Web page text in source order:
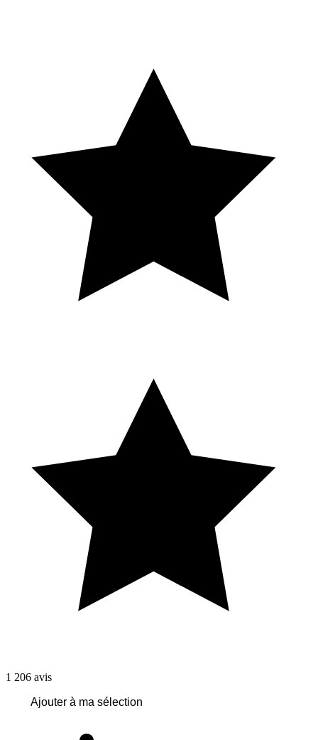
1 206 avis
Ajouter à ma sélection